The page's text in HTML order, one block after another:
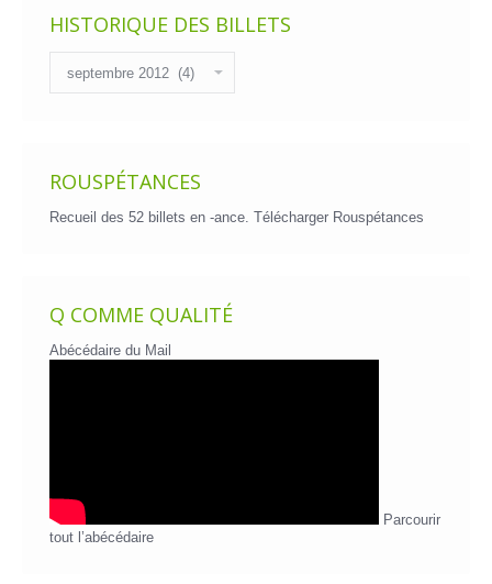
HISTORIQUE DES BILLETS
des
billets
ROUSPÉTANCES
Recueil des 52 billets en -ance. Télécharger Rouspétances
Q COMME QUALITÉ
Abécédaire du Mail
Parcourir
tout l’abécédaire